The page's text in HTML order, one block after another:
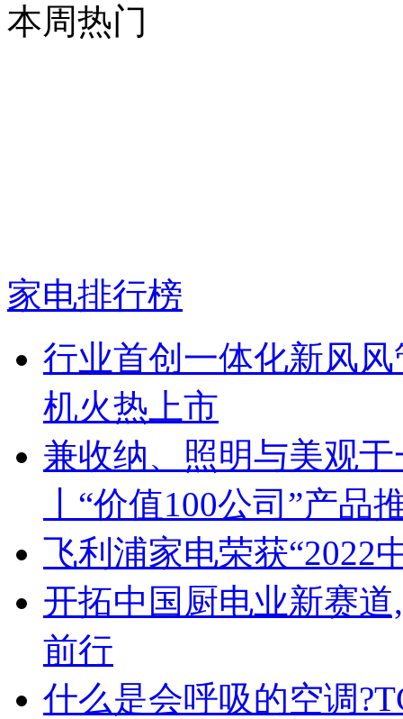
本周热门
家电排行榜
行业首创一体化新风
机火热上市
兼收纳、照明与美观
丨“价值100公司”产品
飞利浦家电荣获“2022
开拓中国厨电业新赛
前行
什么是会呼吸的空调